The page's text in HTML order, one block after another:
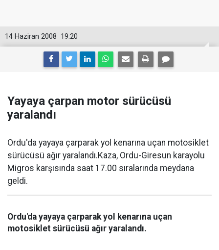
19:20
14 Haziran 2008
Yayaya çarpan motor sürücüsü
yaralandı
Ordu'da yayaya çarparak yol kenarına uçan motosiklet
sürücüsü ağır yaralandı.Kaza, Ordu-Giresun karayolu
Migros karşısında saat 17.00 sıralarında meydana
geldi.
Ordu'da yayaya çarparak yol kenarına uçan
motosiklet sürücüsü ağır yaralandı.